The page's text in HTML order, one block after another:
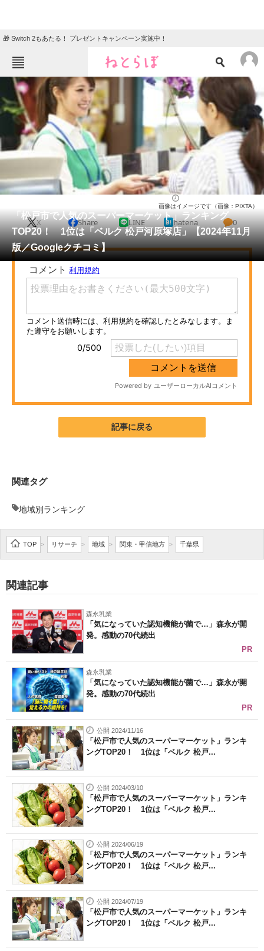
🎁 Switch 2もあたる！ プレゼントキャンペーン実施中！
ねとらぼメニュー
TOP
エンタメ
グルメ 地域
教育・育児
動物 リサーチ
会員記事
メディア
注目記事を集めた総合ページ
ITの今と未来を見通す
スマホと通信の最新トレンド
進化するPCとデバイスの未来
AI活用のいまが分かる
企業向けIT製品の総合サイト
製造業のIT導入・活用を支援
モノづくり技術者専門サイト
エレクトロニクス専門サイト
電子設計の基本と応用
エネルギーの専門メディア
建設×テクノロジーの最前線
ちょっと気になるネットの話題
「松戸市で人気のスーパーマーケット」ランキング
TOP20！ 1位は「ベルク 松戸河原塚店」【2024年11月
版／Googleクチコミ】
画像はイメージです（画像：PIXTA）
X Share LINE hatena 0
記事に戻る
関連タグ
地域別ランキング
TOP > リサーチ > 地域 > 関東・甲信地方 > 千葉県
関連記事
森永乳業
「気になっていた認知機能が菌で…」森永が開
発。感動の70代続出
PR
森永乳業
「気になっていた認知機能が菌で…」森永が開
発。感動の70代続出
PR
公開 2024/11/16
「松戸市で人気のスーパーマーケット」ランキ
ングTOP20！ 1位は「ベルク 松戸...
公開 2024/03/10
「松戸市で人気のスーパーマーケット」ランキ
ングTOP20！ 1位は「ベルク 松戸...
公開 2024/06/19
「松戸市で人気のスーパーマーケット」ランキ
ングTOP20！ 1位は「ベルク 松戸...
公開 2024/07/19
「松戸市で人気のスーパーマーケット」ランキ
ングTOP20！ 1位は「ベルク 松戸...